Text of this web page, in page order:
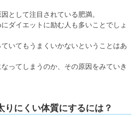
として注目されている肥満。
ダイエットに励む人も多いことでしょ
ていてもうまくいかないということはあ
ってしまうのか、その原因をみていき
りにくい体質にするには？